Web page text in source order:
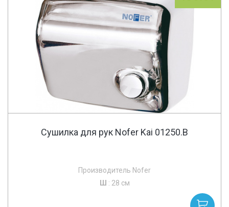
Сушилка для рук Nofer Kai 01250.B
Производитель Nofer
Ш : 28 см